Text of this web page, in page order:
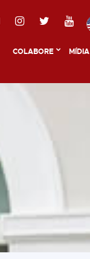
COLABORE MÍDIA